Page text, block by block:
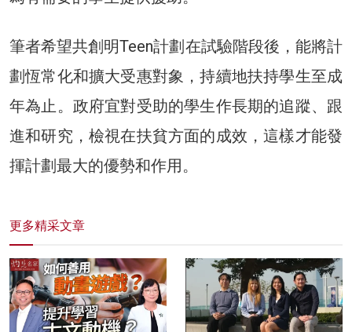
筆者希望共創明Teen計劃在試驗階段後，能將計
劃恆常化和擴大受惠對象，持續地扶持學生至成
年為止。政府宜對受助的學生作長期的追蹤、跟
進和研究，檢視在扶貧方面的成效，這樣才能發
揮計劃最大的優勢和作用。
更多精采文章